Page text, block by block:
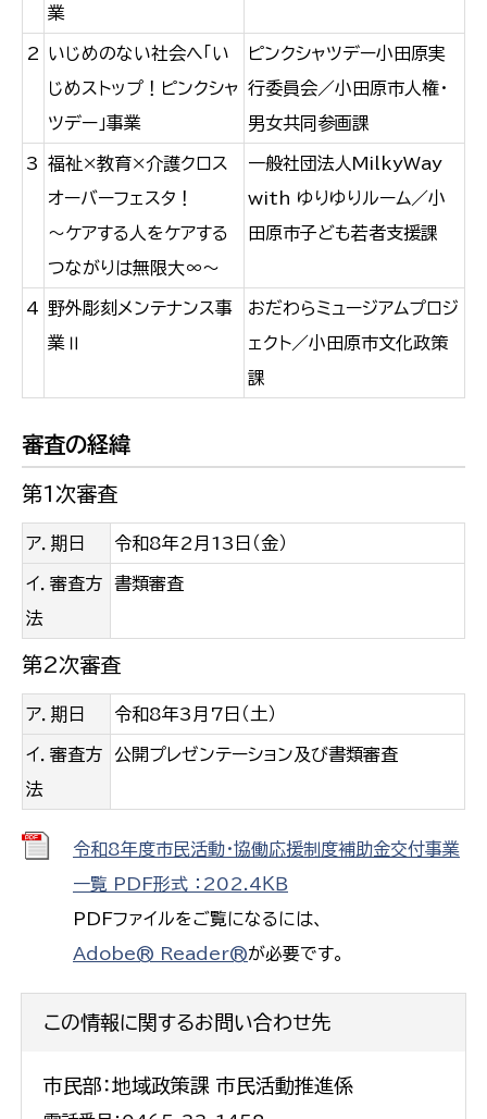
業
2
いじめのない社会へ「い
じめストップ！ピンクシャ
ツデー」事業
ピンクシャツデー小田原実
行委員会／小田原市人権・
男女共同参画課
3
福祉×教育×介護クロス
オーバーフェスタ！
～ケアする人をケアする
つながりは無限大∞～
一般社団法人MilkyWay
with ゆりゆりルーム／小
田原市子ども若者支援課
4 野外彫刻メンテナンス事
業Ⅱ
おだわらミュージアムプロジ
ェクト／小田原市文化政策
課
審査の経緯
第1次審査
ア．期日 令和8年2月13日（金）
イ．審査方
法
書類審査
第2次審査
ア．期日 令和8年3月7日（土）
イ．審査方
法
公開プレゼンテーション及び書類審査
令和8年度市民活動・協働応援制度補助金交付事業
一覧 PDF形式 ：202.4ＫＢ
PDFファイルをご覧になるには、
Adobe® Reader®が必要です。
この情報に関するお問い合わせ先
市民部：地域政策課 市民活動推進係